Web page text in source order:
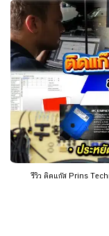
รีวิว ติดแก๊ส Prins